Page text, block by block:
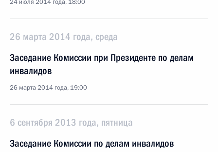
24 июля 2014 года, 18:00
26 марта 2014 года, среда
Заседание Комиссии при Президенте по делам
инвалидов
26 марта 2014 года, 19:00
6 сентября 2013 года, пятница
Заседание Комиссии по делам инвалидов